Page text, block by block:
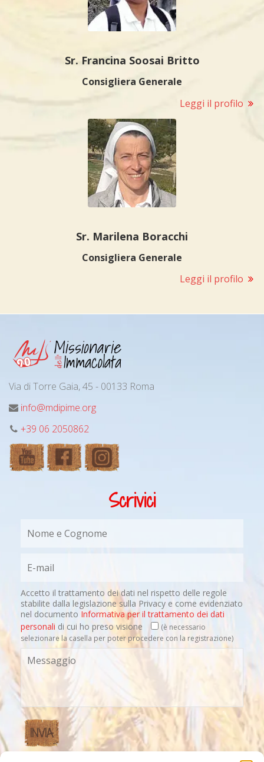
Sr. Francina Soosai Britto
Consigliera Generale
Leggi il profilo
Sr. Marilena Boracchi
Consigliera Generale
Leggi il profilo
Via di Torre Gaia, 45 - 00133 Roma
info@mdipime.org
+39 06 2050862
Scrivici
Accetto il trattamento dei dati nel rispetto delle regole
stabilite dalla legislazione sulla Privacy e come evidenziato
nel documento Informativa per il trattamento dei dati
personali di cui ho preso visione
(è necessario
selezionare la casella per poter procedere con la registrazione)